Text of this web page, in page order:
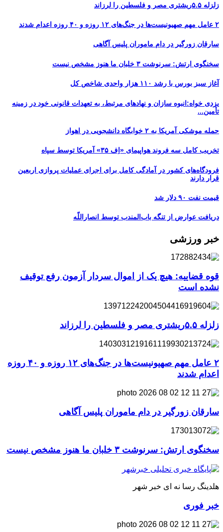
زلزله ۵.۵ریشتری مصر و فلسطین را لرزاند
۲ عامل مهم صهیونیست‌ها در جنگ‌های ۱۲ روزه و ۴۰ روزه اعدام شدند
سارقان زورگیر در دام ماموران پلیس آگاهی
سخنگوی ارتش: سرنوشت ۳ خلبان ما هنوز مشخص نیست
آغاز سبز بورس با رشد ۱۱۰ هزار واحدی شاخص کل
یزدی خواه:انبوه سازان و نهادهای مرتبط، به تعهدات قانونی خود در زمینه
تأمین...
حمله موشکی آمریکا به ۲ خوابگاه دانشجویی در اهواز
تخریب کامل سه فروند هواپیمای «اِف ۳۵» آمریکا توسط سپاه
فرودگاه‌های کشور در آمادگی کامل برای اجرای عملیات پروازی اربعین
قرار دارند
قیمت نفت ۹۰ دلار شد
دریافت عوارض از تنگه باب‌المندب توسط انصاراللّه
خبر ورزشی
قوه قضاییه: هیچ یک از اموال سردار آزمون رفع توقیف
نشده است
زلزله ۵.۵ریشتری مصر و فلسطین را لرزاند
۲ عامل مهم صهیونیست‌ها در جنگ‌های ۱۲ روزه و ۴۰ روزه
اعدام شدند
سارقان زورگیر در دام ماموران پلیس آگاهی
سخنگوی ارتش: سرنوشت ۳ خلبان ما هنوز مشخص نیست
هلدینگ رسا نه ای خبر شهر
خبر فوری